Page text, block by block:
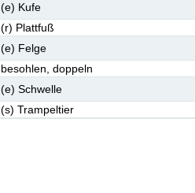
(e) Kufe
(r) Plattfuß
(e) Felge
besohlen doppeln
(e) Schwelle
(s) Trampeltier